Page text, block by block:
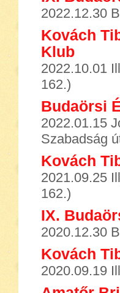
2022.12.30
Kovách
Klub
2022.10.01
162.)
Budaörsi
2022.01.15
Szabadság
Kovách
2021.09.25
162.)
IX.
2020.12.30
Kovách
2020.09.19